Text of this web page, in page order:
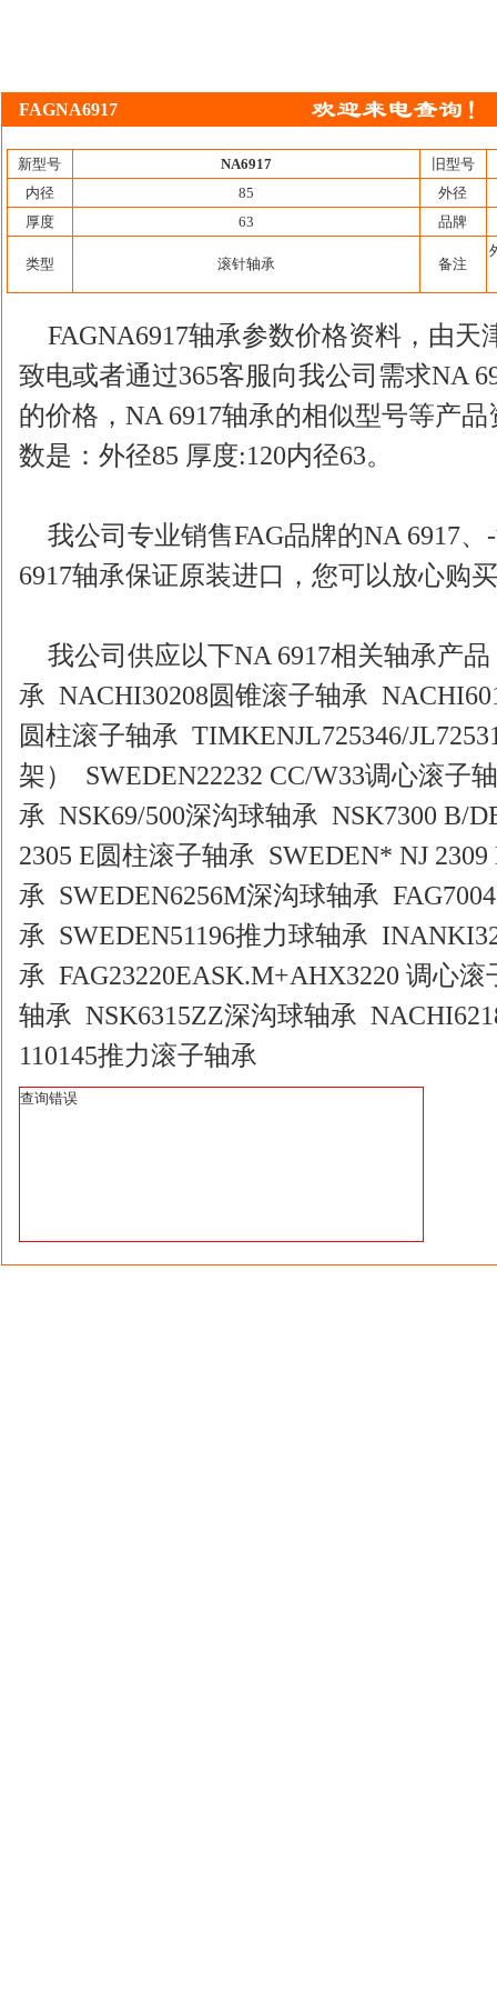
FAGNA6917
新型号 NA6917
旧型号
内径
85
外径
厚度
63 品牌
类型 滚针轴承 备注
FAGNA6917轴承参数价格资料，由
致电或者通过365客服向我公司需求NA
的价格，NA 6917轴承的相似型号等产
数是：外径85 厚度:120内径63。
我公司专业销售FAG品牌的NA 6917
6917轴承保证原装进口，您可以放心购
我公司供应以下NA 6917相关轴承产
承 NACHI30208圆锥滚子轴承
圆柱滚子轴承 TIMKENJL725346/
架） SWEDEN22232 CC/W33调心滚子
承 NSK69/500深沟球轴承 NSK7300 B/
2305 E圆柱滚子轴承 SWEDEN* NJ 2309
承 SWEDEN6256M深沟球轴承
承 SWEDEN51196推力球轴承
承 FAG23220EASK.M+AHX3220 调心
轴承 NSK6315ZZ深沟球轴承
110145推力滚子轴承
查询错误